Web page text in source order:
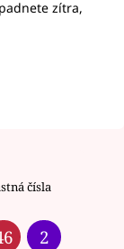
zítra,
čísla
2